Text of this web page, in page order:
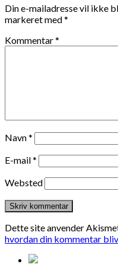
Din e-mailadresse vil ikke
markeret med*
Kommentar*
Navn*
E-mail*
Websted
Dette site anvender
hvordan din kommentar